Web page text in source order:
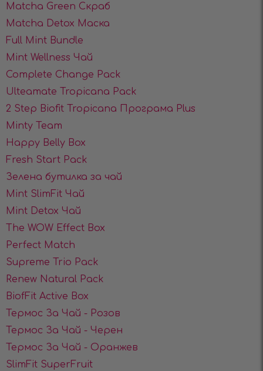
Matcha Green Скраб
Matcha Detox Маска
Full Mint Bundle
Mint Wellness Чай
Complete Change Pack
Ulteamate Tropicana Pack
2 Step Biofit Tropicana Програма Plus
Minty Team
Happy Belly Box
Fresh Start Pack
Зелена бутилка за чай
Mint SlimFit Чай
Mint Detox Чай
The WOW Effect Box
Perfect Match
Supreme Trio Pack
Renew Natural Pack
BiofFit Active Box
Термос За Чай - Розов
Термос За Чай - Черен
Термос За Чай - Оранжев
SlimFit SuperFruit